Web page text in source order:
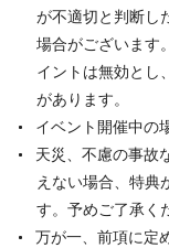
が不適切と判断し
場合がございます
イントは無効とし
があります。
イベント開催中の
天災、不慮の事故
えない場合、特典
す。予めご了承く
万が一、前項に定